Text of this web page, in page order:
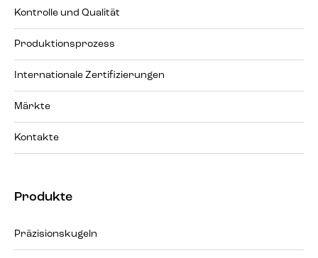
Kontrolle und Qualität
Produktionsprozess
Internationale Zertifizierungen
Märkte
Kontakte
Produkte
Präzisionskugeln